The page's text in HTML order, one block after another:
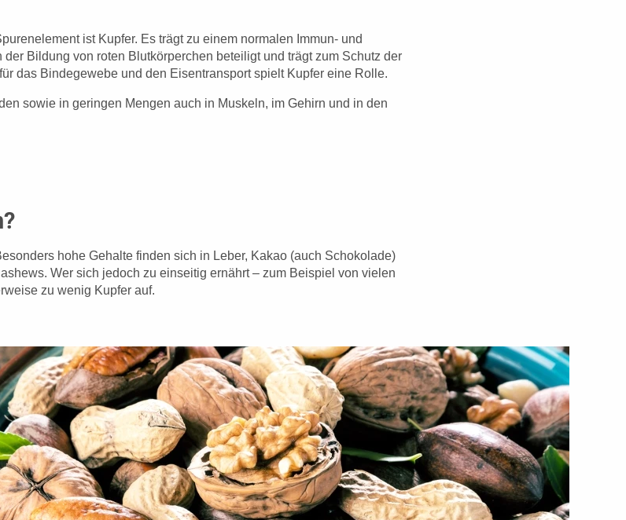
ist Kupfer. Es trägt zu einem normalen Immun- und
Bildung von roten Blutkörperchen beteiligt und trägt zum Schutz der
das Bindegewebe und den Eisentransport spielt Kupfer eine Rolle.
sowie in geringen Mengen auch in Muskeln, im Gehirn und in den
hohe Gehalte finden sich in Leber, Kakao (auch Schokolade)
Wer sich jedoch zu einseitig ernährt – zum Beispiel von vielen
zu wenig Kupfer auf.